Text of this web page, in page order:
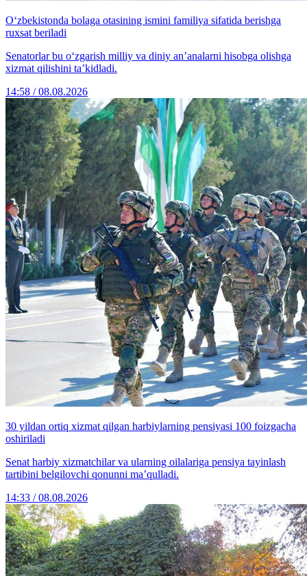
O‘zbekistonda bolaga otasining ismini familiya sifatida berishga
ruxsat beriladi
Senatorlar bu o‘zgarish milliy va diniy an’analarni hisobga olishga
xizmat qilishini ta’kidladi.
14:58 / 08.08.2026
30 yildan ortiq xizmat qilgan harbiylarning pensiyasi 100 foizgacha
oshiriladi
Senat harbiy xizmatchilar va ularning oilalariga pensiya tayinlash
tartibini belgilovchi qonunni ma’qulladi.
14:33 / 08.08.2026